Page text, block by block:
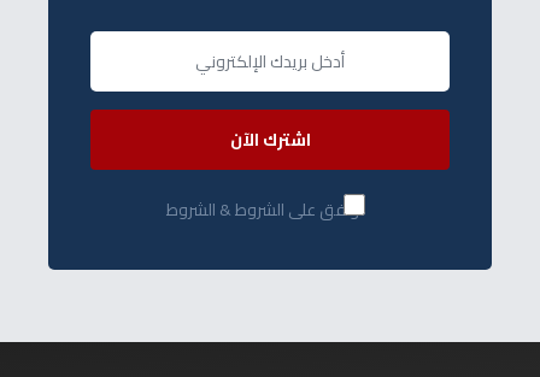
اشترك الآن
أوافق على الشروط & الشروط